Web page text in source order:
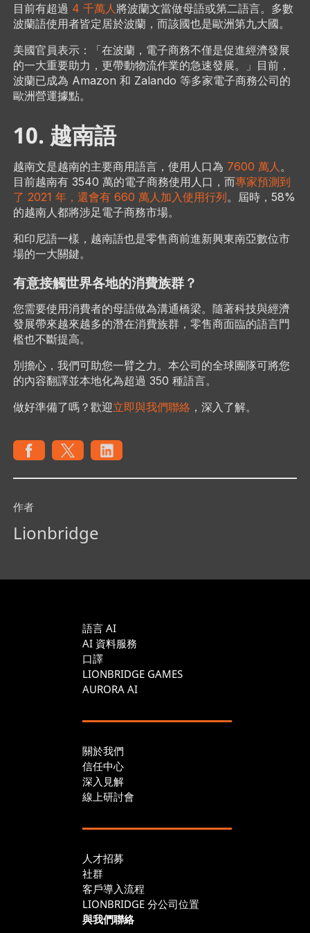
目前有超過 4 千萬人 將波蘭文當做母語或第二語言。多數
波蘭語使用者皆定居於波蘭，而該國也是歐洲第九大國。
美國官員表示：「在波蘭，電子商務不僅是促進經濟發展
的一大重要助力，更帶動物流作業的急速發展。」目前，
波蘭已成為 Amazon 和 Zalando 等多家電子商務公司的
歐洲營運據點。
10. 越南語
越南文是越南的主要商用語言，使用人口為 7600 萬人 。
目前越南有 3540 萬的電子商務使用人口，而專家預測到
了 2021 年，還會有 660 萬人加入使用行列。屆時，58%
的越南人都將涉足電子商務市場。
和印尼語一樣，越南語也是零售商前進新興東南亞數位市
場的一大關鍵。
有意接觸世界各地的消費族群？
您需要使用消費者的母語做為溝通橋梁。隨著科技與經濟
發展帶來越來越多的潛在消費族群，零售商面臨的語言門
檻也不斷提高。
別擔心，我們可助您一臂之力。本公司的全球團隊可將您
的內容翻譯並本地化為超過 350 種語言。
做好準備了嗎？歡迎立即與我們聯絡 ，深入了解。
作者
Lionbridge
語言 AI
AI 資料服務
口譯
LIONBRIDGE GAMES
AURORA AI
關於我們
信任中心
深入見解
線上研討會
人才招募
社群
客戶導入流程
LIONBRIDGE 分公司位置
與我們聯絡